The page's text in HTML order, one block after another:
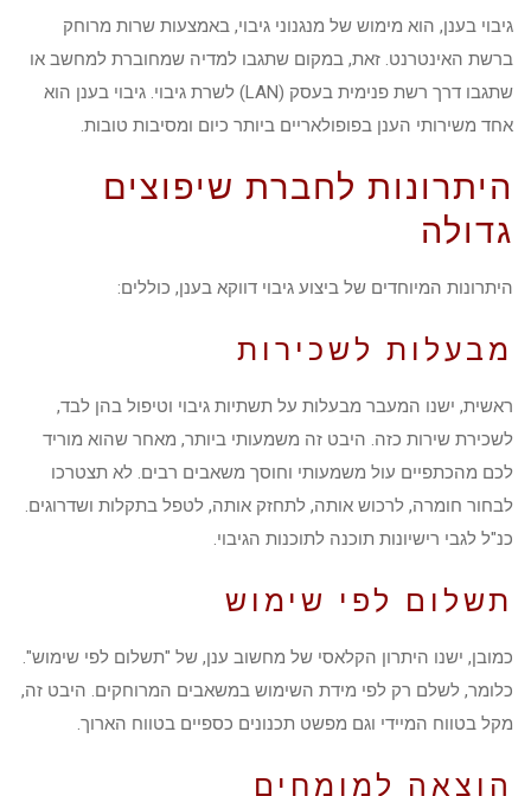
גיבוי בענן, הוא מימוש של מנגנוני גיבוי, באמצעות שרות מרוחק
ברשת האינטרנט. זאת, במקום שתגבו למדיה שמחוברת למחשב או
שתגבו דרך רשת פנימית בעסק (LAN) לשרת גיבוי. גיבוי בענן הוא
אחד משירותי הענן בפופולאריים ביותר כיום ומסיבות טובות.
היתרונות לחברת שיפוצים
גדולה
היתרונות המיוחדים של ביצוע גיבוי דווקא בענן, כוללים:
מבעלות לשכירות
ראשית, ישנו המעבר מבעלות על תשתיות גיבוי וטיפול בהן לבד,
לשכירת שירות כזה. היבט זה משמעותי ביותר, מאחר שהוא מוריד
לכם מהכתפיים עול משמעותי וחוסך משאבים רבים. לא תצטרכו
לבחור חומרה, לרכוש אותה, לתחזק אותה, לטפל בתקלות ושדרוגים.
כנ"ל לגבי רישיונות תוכנה לתוכנות הגיבוי.
תשלום לפי שימוש
כמובן, ישנו היתרון הקלאסי של מחשוב ענן, של "תשלום לפי שימוש".
כלומר, לשלם רק לפי מידת השימוש במשאבים המרוחקים. היבט זה,
מקל בטווח המיידי וגם מפשט תכנונים כספיים בטווח הארוך.
הוצאה למומחים